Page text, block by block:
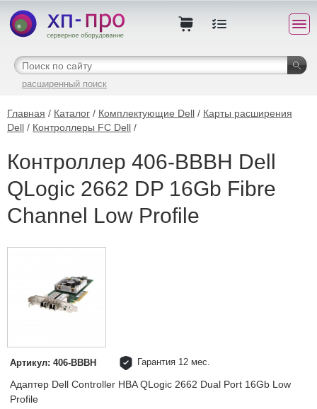
расширенный поиск
Главная / Каталог / Комплектующие Dell / Карты расширения
Dell / Контроллеры FC Dell /
Контроллер 406-BBBH Dell
QLogic 2662 DP 16Gb Fibre
Channel Low Profile
Артикул: 406-BBBH Гарантия 12 мес.
Адаптер Dell Controller HBA QLogic 2662 Dual Port 16Gb Low
Profile